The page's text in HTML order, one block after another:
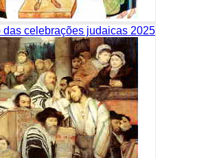
das celebrações judaicas 2025